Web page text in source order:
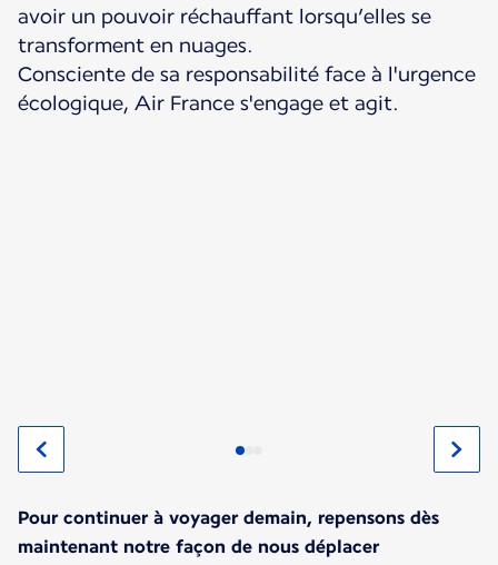
avoir un pouvoir réchauffant lorsqu’elles se
transforment en nuages.
Consciente de sa responsabilité face à l'urgence
écologique, Air France s'engage et agit.
Pour continuer à voyager demain, repensons dès
maintenant notre façon de nous déplacer